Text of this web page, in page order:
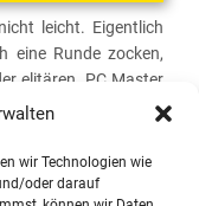
wir Technologien wie
oder darauf
leicht. Eigentlich
eine Runde zocken,
elitären ‚PC Master
werden sie
Wir haben uns
derGameShame